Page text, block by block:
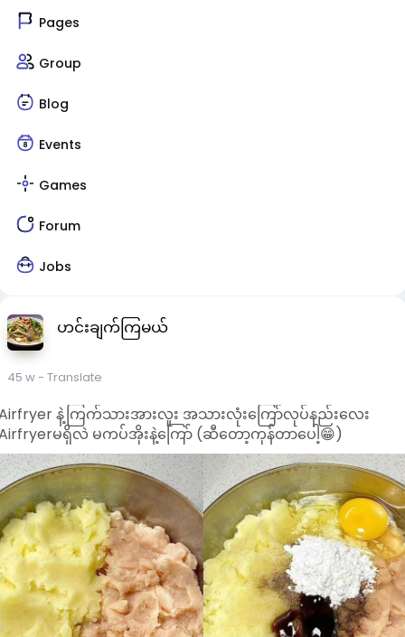
Pages
Group
Blog
Events
Games
Forum
Jobs
ဟင်းချက်ကြမယ်
45 w- Translate
နဲ့ကြက်သားအားလူး အသားလုံးကြော်လုပ်နည်းလေး
မရှိလဲ မကပ်အိုးနဲ့ကြော် (ဆီတော့ကုန်တာပေါ့😁)